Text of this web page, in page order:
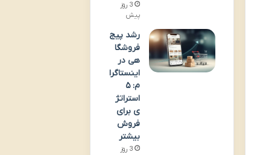
3 روز
پیش
رشد پیج
فروشگا
هی در
اینستاگرا
م: ۵
استراتژ
ی برای
فروش
بیشتر
3 روز